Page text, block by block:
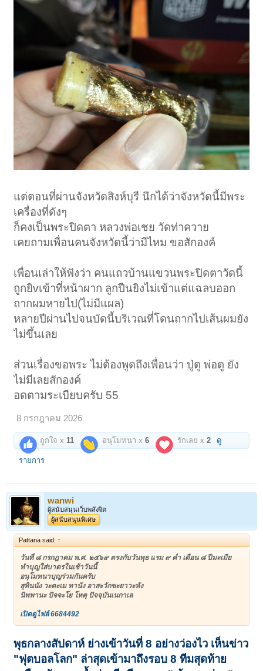
แต่ตอนที่ผ่านจังหวัดสิงห์บุรี นึกได้ว่าจังหวัดนี้มีพระ
เครื่องที่ดังๆ
ก็คงเป็นพระปิดตา หลวงพ่อเชย วัดท่าควาย
เคยถามเพื่อนคนจังหวัดนี้ว่ามีไหม ขอสักองค์
เพื่อนเล่าให้ฟังว่า คนแถวบ้านแขวนพระปิดตาวัดนี้
ถูกยิvเข้าที่หน้าผาก ลูกปืนยิงไม่เข้าแต่แฉลบออก
ถากผมหายไป(ไม่มีแผล)
หลายปีผ่านไปจนบัดนี้บริเวณที่โดนถากไปเส้นผมยัง
ไม่ขึ้นเลย
ส่วนเรื่องขอพระ ไม่ต้องพูดถึงเพื่อนว่า ปู่ตู พ่อตู ยัง
ไม่มีเลยสักองค์
อดตามระเบียบครับ 55
8 กรกฎาคม 2026
ถูกใจ x11 อนุโมทนา x6 รักเลย x2 ดู
รายการ
wanwi
ผู้สนับสนุนเว็บพลังจิต
ผู้สนับสนุนพิเศษ
Pattana said: ↑
วันที่ ๘ กรกฎาคม พ.ศ. ๒๕๖๙ ตรงกับวันพุธ แรม ๙ ค่ำ เดือน ๘ ปีมะเมีย
ทำบุญใส่บาตรในเช้าวันนี้
อนุโมทนาบุญร่วมกันครับ
สุทินนัง วะตะเม ทานัง อาสะวักขะยาวะหัง
นิพพานะ ปัจจะโย โหตุ ปัจจุบันเนกาเล
เปิดดูไฟล์ 6684492
พุธกลางสัปดาห์ ย่างเข้าวันที่ 8 อย่างว่องไว เห็นข่าว
"ฟุตบอลโลก" ล่าสุดเข้ามาถึงรอบ 8 ทีมสุดท้าย